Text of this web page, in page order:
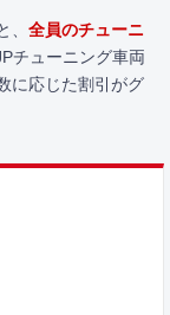
、 全員のチューニ
チューニング車両
に応じた割引がグ